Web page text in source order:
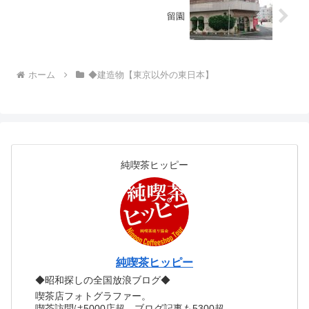
留園
ホーム ◆建造物【東京以外の東日本】
純喫茶ヒッピー
純喫茶ヒッピー
◆昭和探しの全国放浪ブログ◆
喫茶店フォトグラファー。